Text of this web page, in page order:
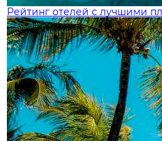
Рейтинг отелей с лучшими